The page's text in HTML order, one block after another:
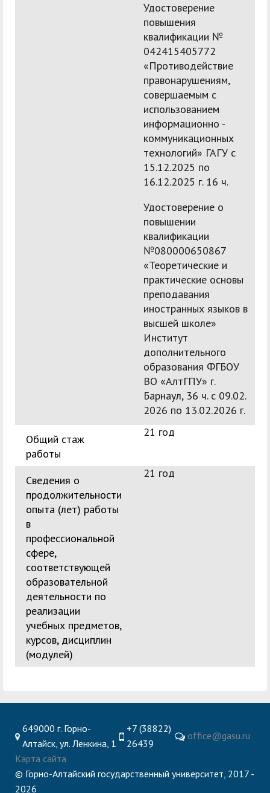
Удостоверение
повышения
квалификации №
042415405772
«Противодействие
правонарушениям,
совершаемым с
использованием
информационно -
коммуникационных
технологий» ГАГУ с
15.12.2025 по
16.12.2025 г. 16 ч.
Удостоверение о
повышении
квалификации
№080000650867
«Теоретические и
практические основы
преподавания
иностранных языков в
высшей школе»
Институт
дополнительного
образования ФГБОУ
ВО «АлтГПУ» г.
Барнаул, 36 ч. с 09.02.
2026 по 13.02.2026 г.
Общий стаж
работы
21 год
Сведения о
продолжительности
опыта (лет) работы
в
профессиональной
сфере,
соответствующей
образовательной
деятельности по
реализации
учебных предметов,
курсов, дисциплин
(модулей)
21 год
649000 г. Горно-
Алтайск, ул. Ленкина, 1
+7 (38822)
26439
office@gasu.ru
Карта сайта
© Горно-Алтайский государственный университет, 2017 -
2026